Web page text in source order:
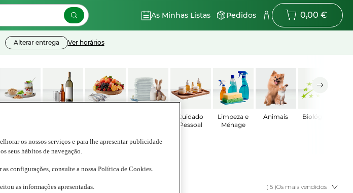
As Minhas Listas Pedidos 0,00 €
Alterar entrega Ver horários
Cuidado
Pessoal
Limpeza e
Ménage
Animais Biológicos
( 5 )Os mais vendidos
os nossos serviços e para lhe apresentar publicidade
seus hábitos de navegação.
configurações, consulte a nossa Política de Cookies.
as informações apresentadas.